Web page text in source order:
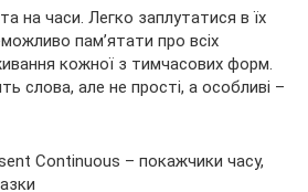
на часи. Легко заплутатися в їх
пам’ятати про всіх
кожної з тимчасових форм.
слова, але не прості, а особливі –